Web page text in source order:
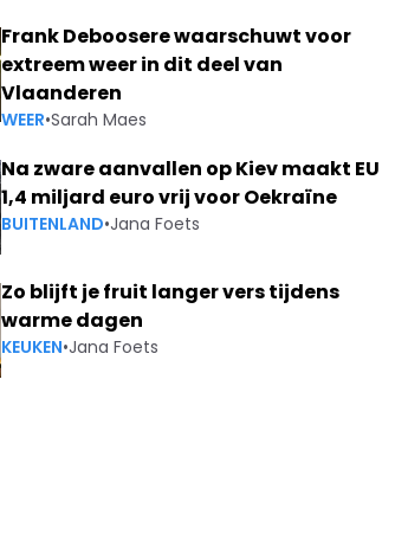
Frank Deboosere waarschuwt voor
extreem weer in dit deel van
Vlaanderen
WEER•Sarah Maes
Na zware aanvallen op Kiev maakt EU
1,4 miljard euro vrij voor Oekraïne
BUITENLAND•Jana Foets
Zo blijft je fruit langer vers tijdens
warme dagen
KEUKEN•Jana Foets